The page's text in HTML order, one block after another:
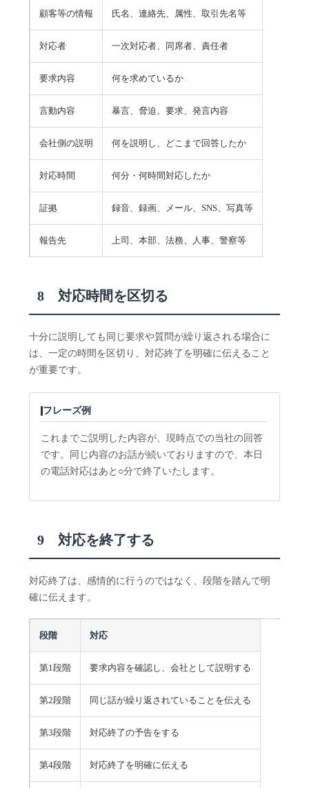
顧客等の情報 氏名、連絡先、属性、取引先名等
対応者 一次対応者、同席者、責任者
要求内容 何を求めているか
言動内容 暴言、脅迫、要求、発言内容
会社側の説明 何を説明し、どこまで回答したか
対応時間 何分・何時間対応したか
証拠 録音、録画、メール、SNS、写真等
報告先 上司、本部、法務、人事、警察等
8 対応時間を区切る
十分に説明しても同じ要求や質問が繰り返される場合に
は、一定の時間を区切り、対応終了を明確に伝えること
が重要です。
フレーズ例
これまでご説明した内容が、現時点での当社の回答
です。同じ内容のお話が続いておりますので、本日
の電話対応はあと○分で終了いたします。
9 対応を終了する
対応終了は、感情的に行うのではなく、段階を踏んで明
確に伝えます。
段階 対応
第1段階 要求内容を確認し、会社として説明する
第2段階 同じ話が繰り返されていることを伝える
第3段階 対応終了の予告をする
第4段階 対応終了を明確に伝える